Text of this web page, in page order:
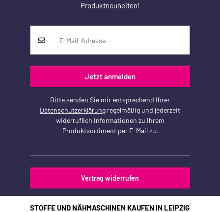
Produktneuheiten!
Jetzt anmelden
Bitte senden Sie mir entsprechend Ihrer
Datenschutzerklärung regelmäßig und jederzeit
widerruflich Informationen zu Ihrem
Produktsortiment per E-Mail zu.
Vertrag widerrufen
STOFFE UND NÄHMASCHINEN KAUFEN IN LEIPZIG